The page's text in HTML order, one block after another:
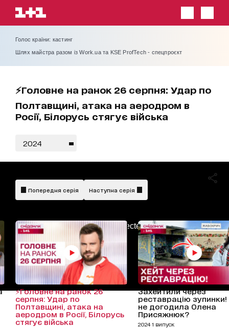
Голос країни: кастинг
Шлях майстра разом із Work.ua та KSE ProfTech - спецпроєкт
⚡Головне на ранок 26 серпня: Удар по
Полтавщині, атака на аеродром в
Росії, Білорусь стягує війська
2024
AdBlockDetected!
Попередня серія Наступна серія
⚡Головне на ранок 26
серпня: Удар по
Полтавщині, атака на
аеродром в Росії, Білорусь
стягує війська
Захейтили через
реставрацію
не догодила Олена
Присяжнюк?
2024 1 випуск